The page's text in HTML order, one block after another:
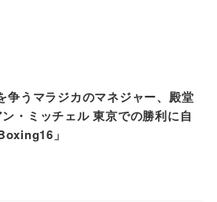
争うマラジカのマネジャー、殿堂
・ミッチェル 東京での勝利に自
」